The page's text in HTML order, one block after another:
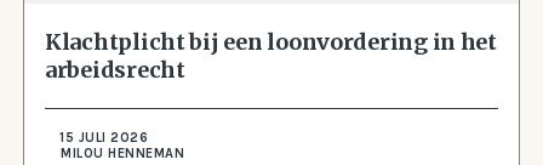
Klachtplicht bij een loonvordering in het
arbeidsrecht
15 JULI 2026
MILOU HENNEMAN